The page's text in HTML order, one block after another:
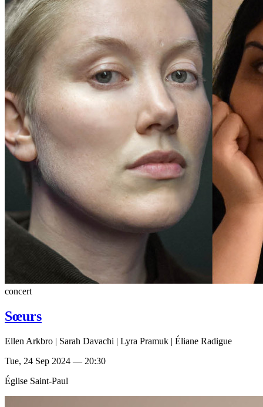
concert
Sœurs
Ellen Arkbro | Sarah Davachi | Lyra Pramuk | Éliane Radigue
Tue, 24 Sep 2024 — 20:30
Église Saint-Paul